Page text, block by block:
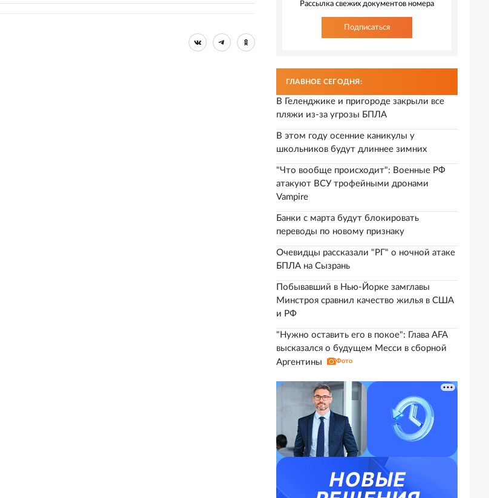
Рассылка свежих документов номера
Подписаться
ГЛАВНОЕ СЕГОДНЯ:
В Геленджике и пригороде закрыли все
пляжи из-за угрозы БПЛА
В этом году осенние каникулы у
школьников будут длиннее зимних
"Что вообще происходит": Военные РФ
атакуют ВСУ трофейными дронами
Vampire
Банки с марта будут блокировать
переводы по новому признаку
Очевидцы рассказали "РГ" о ночной атаке
БПЛА на Сызрань
Побывавший в Нью-Йорке замглавы
Минстроя сравнил качество жилья в США
и РФ
"Нужно оставить его в покое": Глава AFA
высказался о будущем Месси в сборной
Аргентины
Фото